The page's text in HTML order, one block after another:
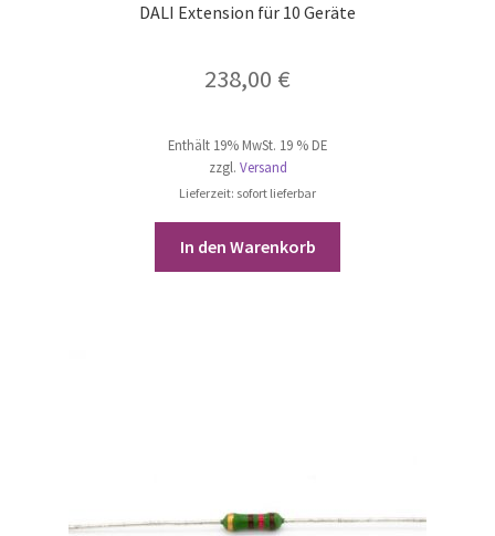
DALI Extension für 10 Geräte
238,00 €
Enthält 19% MwSt. 19 % DE
zzgl. Versand
Lieferzeit: sofort lieferbar
In den Warenkorb